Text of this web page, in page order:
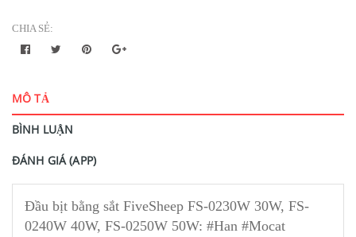
CHIA SẺ:
MÔ TẢ
BÌNH LUẬN
ĐÁNH GIÁ (APP)
Đầu bịt bằng sắt FiveSheep FS-0230W 30W, FS-
0240W 40W, FS-0250W 50W: #Han #Mocat